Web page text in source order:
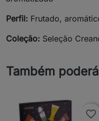
Perfil: Frutado,
Coleção: Seleção
Também
favorite_border